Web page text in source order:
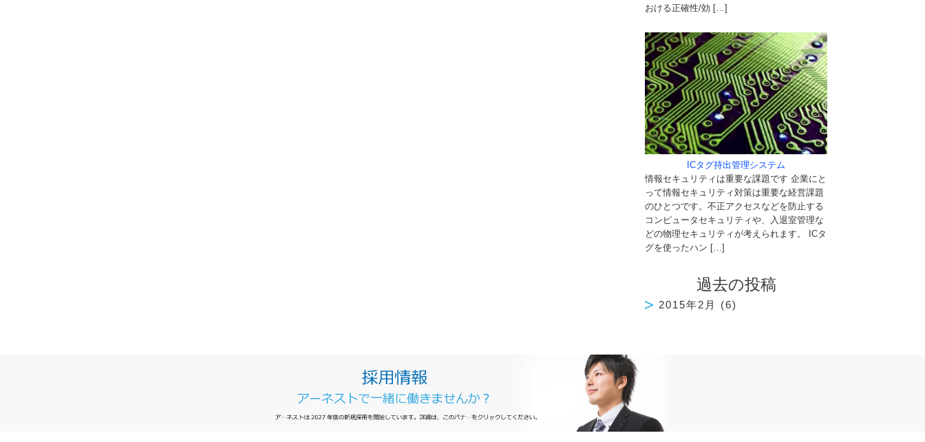
おける正確性/効 […]
ICタグ持出管理システム
情報セキュリティは重要な課題です 企業にと
って情報セキュリティ対策は重要な経営課題
のひとつです。不正アクセスなどを防止する
コンピュータセキュリティや、入退室管理な
どの物理セキュリティが考えられます。 ICタ
グを使ったハン […]
過去の投稿
2015年2月 (6)